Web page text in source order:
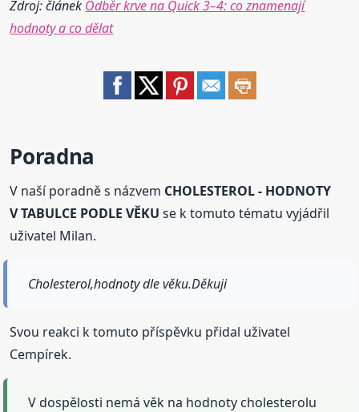
Zdroj: článek Odběr krve na Quick 3–4: co znamenají
hodnoty a co dělat
Poradna
V naší poradně s názvem CHOLESTEROL - HODNOTY
V TABULCE PODLE VĚKU se k tomuto tématu vyjádřil
uživatel Milan.
Cholesterol,hodnoty dle věku.Děkuji
Svou reakci k tomuto příspěvku přidal uživatel
Cempírek.
V dospělosti nemá věk na hodnoty cholesterolu